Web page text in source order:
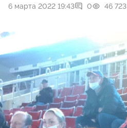
6 марта 2022 19:43 0 46 723